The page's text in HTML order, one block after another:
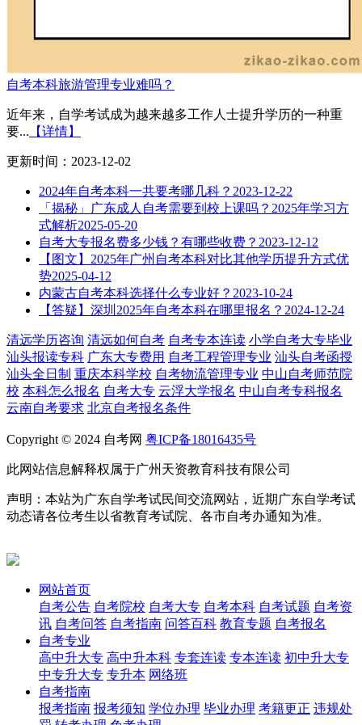
自考本科旅游管理专业难吗？
近年来，自学考试成为越来越多工作人士提升学历的一种重
要... 【详情】
更新时间：2023-12-02
2024年自考本科一共要考哪几科？ 2023-12-22
「揭秘」广东成人自考需要到校上课吗？2025年学习方
式解析2025-05-20
自考大专报名费多少钱？有哪些收费？ 2023-12-12
【图文】2025年广州自考本科对比其他学历提升方式优
势2025-04-12
内蒙古自考本科选择什么专业好？ 2023-10-24
【答疑】深圳2025年自考本科在哪里报名？ 2024-12-24
清远学历咨询 清远如何自考 自考专本连读 小学自考大专毕业
汕头报读专科 广东大专费用 自考工程管理专业 汕头自考函授
汕头全日制 重庆本科学校 自考物流管理专业 中山自考师范院
校 本科怎么报名 自考大专 云浮大学报名 中山自考专科报名
云南自考要求 北京自考报名条件
Copyright © 2024 自考网 粤ICP备18016435号
此网站信息解释权属于广州天资教育科技有限公司
声明：本站为广东自学考试民间交流网站，近期广东自学考试
动态请各位考生以省教育考试院、各市自考办通知为准。
网站首页
自考公告 自考院校 自考大专 自考本科 自考试题 自考资
讯 自考问答 自考指南 问答百科 教育专题 自考报名
自考专业
高中升大专 高中升本科 专套连读 专本连读 初中升大专
中专升大专 专升本 网络班
自考指南
报考指南 报考须知 学位办理 毕业办理 考籍更正 违规处